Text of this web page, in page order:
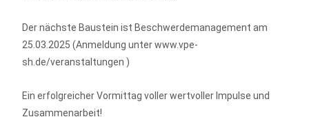
Der nächste Baustein ist Beschwerdemanagement am
25.03.2025 (Anmeldung unter www.vpe-
sh.de/veranstaltungen )
Ein erfolgreicher Vormittag voller wertvoller Impulse und
Zusammenarbeit!